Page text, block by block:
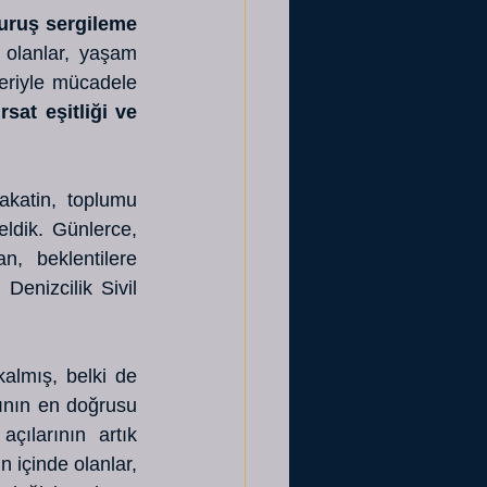
sergileme
yaşam
mücadele
eşitliği ve
toplumu
Günlerce,
beklentilere
Sivil
belki de
en doğrusu
artık
içinde olanlar,